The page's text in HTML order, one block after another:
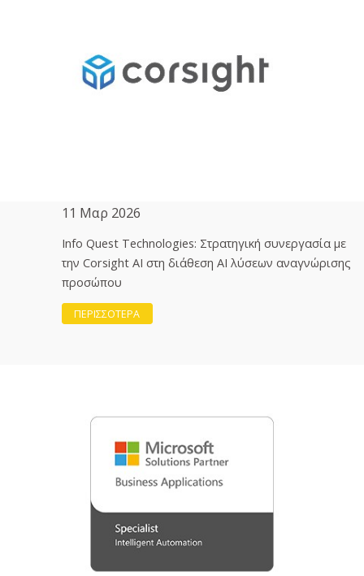
11 Μαρ 2026
Info Quest Technologies: Στρατηγική συνεργασία με
την Corsight AI στη διάθεση ΑΙ λύσεων αναγνώρισης
προσώπου
ΠΕΡΙΣΣΟΤΕΡΑ